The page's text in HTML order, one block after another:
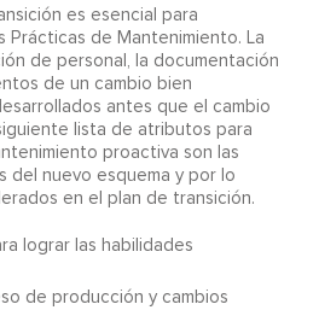
es esencial para
Prácticas de Mantenimiento. La
de personal, la documentación
de un cambio bien
antes que el cambio
lista de atributos para
proactiva son las
del nuevo esquema y por lo
en el plan de transición.
lograr las habilidades
de producción y cambios